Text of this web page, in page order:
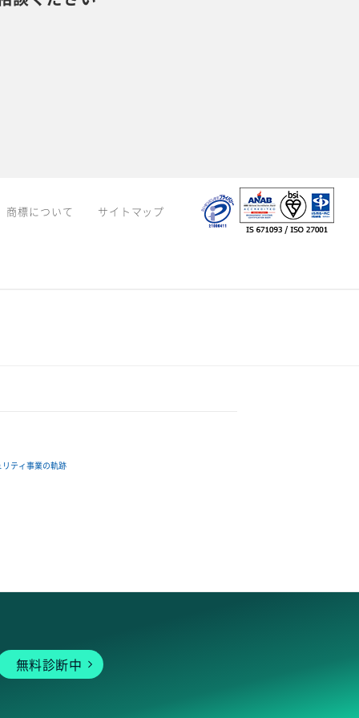
商標について サイトマップ
リティ事業の軌跡
無料診断中